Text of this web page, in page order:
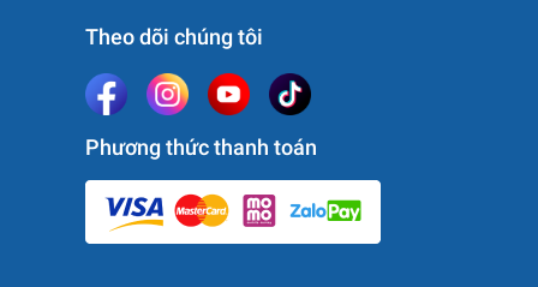
Theo dõi chúng tôi
Phương thức thanh toán